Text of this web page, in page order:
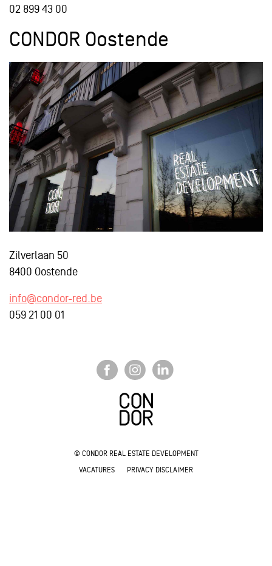
02 899 43 00
CONDOR Oostende
Zilverlaan 50
8400 Oostende
info@condor-red.be
059 21 00 01
© CONDOR REAL ESTATE DEVELOPMENT
VACATURES
PRIVACY DISCLAIMER